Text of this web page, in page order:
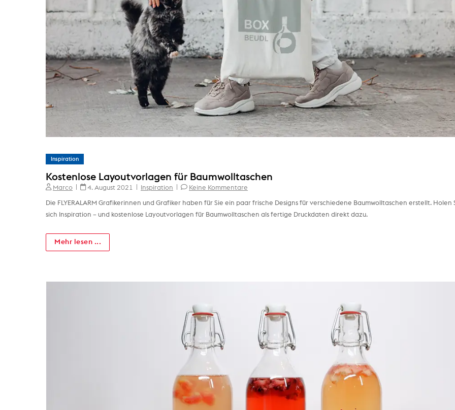
Inspiration
Kostenlose Layoutvorlagen für Baumwolltaschen
Marco 4. August 2021 Inspiration Keine Kommentare
Die FLYERALARM Grafikerinnen und Grafiker haben für Sie ein paar frische Designs für verschiedene Baumwolltaschen erstellt. Holen
sich Inspiration – und kostenlose Layoutvorlagen für Baumwolltaschen als fertige Druckdaten direkt dazu.
Mehr lesen ...